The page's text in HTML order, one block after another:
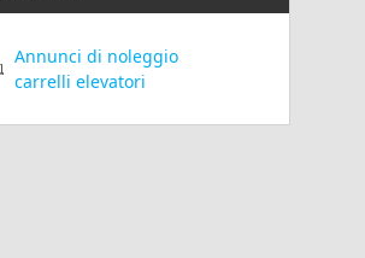
Annunci di noleggio
carrelli elevatori